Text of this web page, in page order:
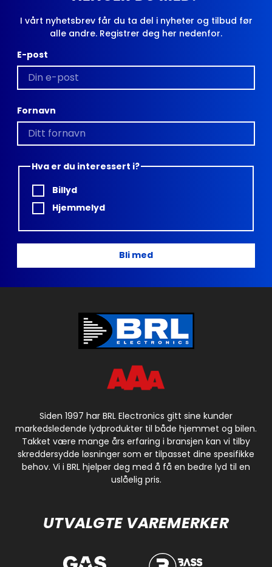
I vårt nyhetsbrev får du ta del i nyheter og tilbud før
alle andre. Registrer deg her nedenfor.
E-post
Fornavn
Hva er du interessert i?
Billyd
Hjemmelyd
Bli med
Siden 1997 har BRL Electronics gitt sine kunder
markedsledende lydprodukter til både hjemmet og bilen.
Takket være mange års erfaring i bransjen kan vi tilby
skreddersydde løsninger som er tilpasset dine spesifikke
behov. Vi i BRL hjelper deg med å få en bedre lyd til en
uslåelig pris.
UTVALGTE VAREMERKER